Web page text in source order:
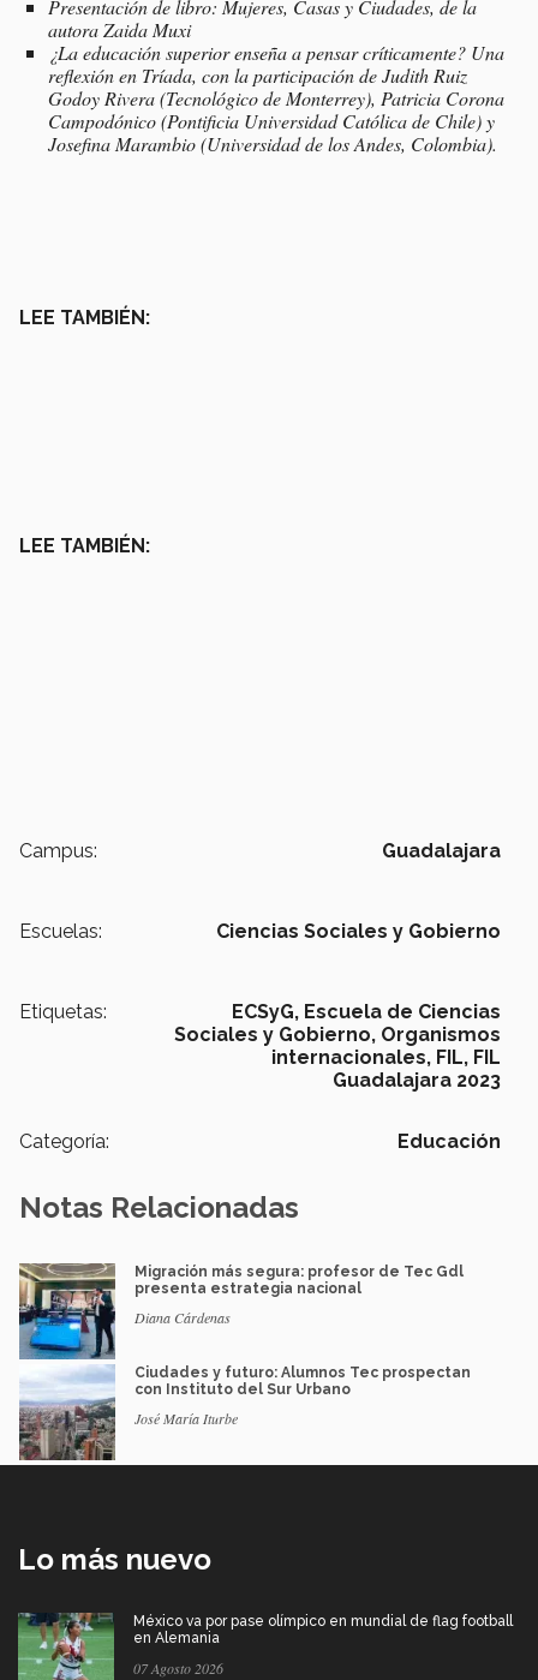
Presentación de libro: Mujeres, Casas y Ciudades, de la
autora Zaida Muxi
¿La educación superior enseña a pensar críticamente? Una
reflexión en Tríada, con la participación de Judith Ruiz
Godoy Rivera (Tecnológico de Monterrey), Patricia Corona
Campodónico (Pontificia Universidad Católica de Chile) y
Josefina Marambio (Universidad de los Andes, Colombia).
LEE TAMBIÉN:
LEE TAMBIÉN:
Campus: Guadalajara
Escuelas: Ciencias Sociales y Gobierno
Etiquetas: ECSyG, Escuela de Ciencias
Sociales y Gobierno, Organismos
internacionales, FIL, FIL
Guadalajara 2023
Categoría: Educación
Notas Relacionadas
Migración más segura: profesor de Tec Gdl
presenta estrategia nacional
Diana Cárdenas
Ciudades y futuro: Alumnos Tec prospectan
con Instituto del Sur Urbano
José María Iturbe
Lo más nuevo
México va por pase olímpico en mundial de flag football
en Alemania
07 Agosto 2026